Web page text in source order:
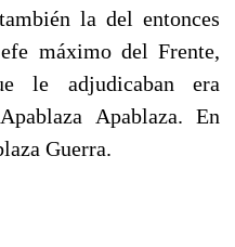
la del entonces
máximo del Frente,
le adjudicaban era
Apablaza. En
Guerra.